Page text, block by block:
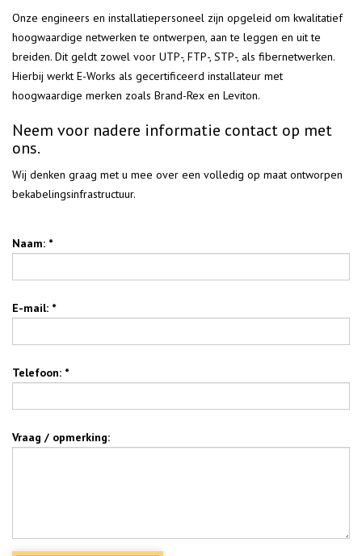
Onze engineers en installatiepersoneel zijn opgeleid om kwalitatief
hoogwaardige netwerken te ontwerpen, aan te leggen en uit te
breiden. Dit geldt zowel voor UTP-, FTP-, STP-, als fibernetwerken.
Hierbij werkt E-Works als gecertificeerd installateur met
hoogwaardige merken zoals Brand-Rex en Leviton.
Neem voor nadere informatie contact op met
ons.
Wij denken graag met u mee over een volledig op maat ontworpen
bekabelingsinfrastructuur.
Naam: *
E-mail: *
Telefoon: *
Vraag / opmerking: